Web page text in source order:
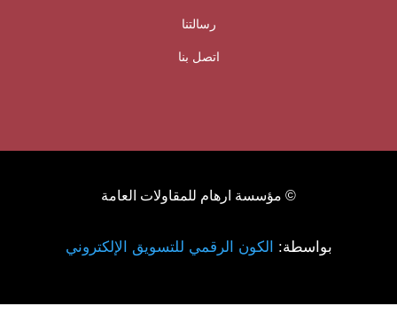
رسالتنا
اتصل بنا
© مؤسسة ارهام للمقاولات العامة
بواسطة: الكون الرقمي للتسويق الإلكتروني